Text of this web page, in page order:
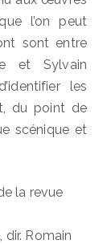
l’on peut
sont entre
et Sylvain
les
du point de
scénique et
la revue
dir. Romain